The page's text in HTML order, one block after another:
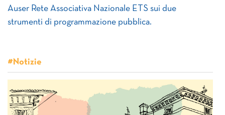
Auser Rete Associativa Nazionale ETS sui due
strumenti di programmazione pubblica.
#Notizie